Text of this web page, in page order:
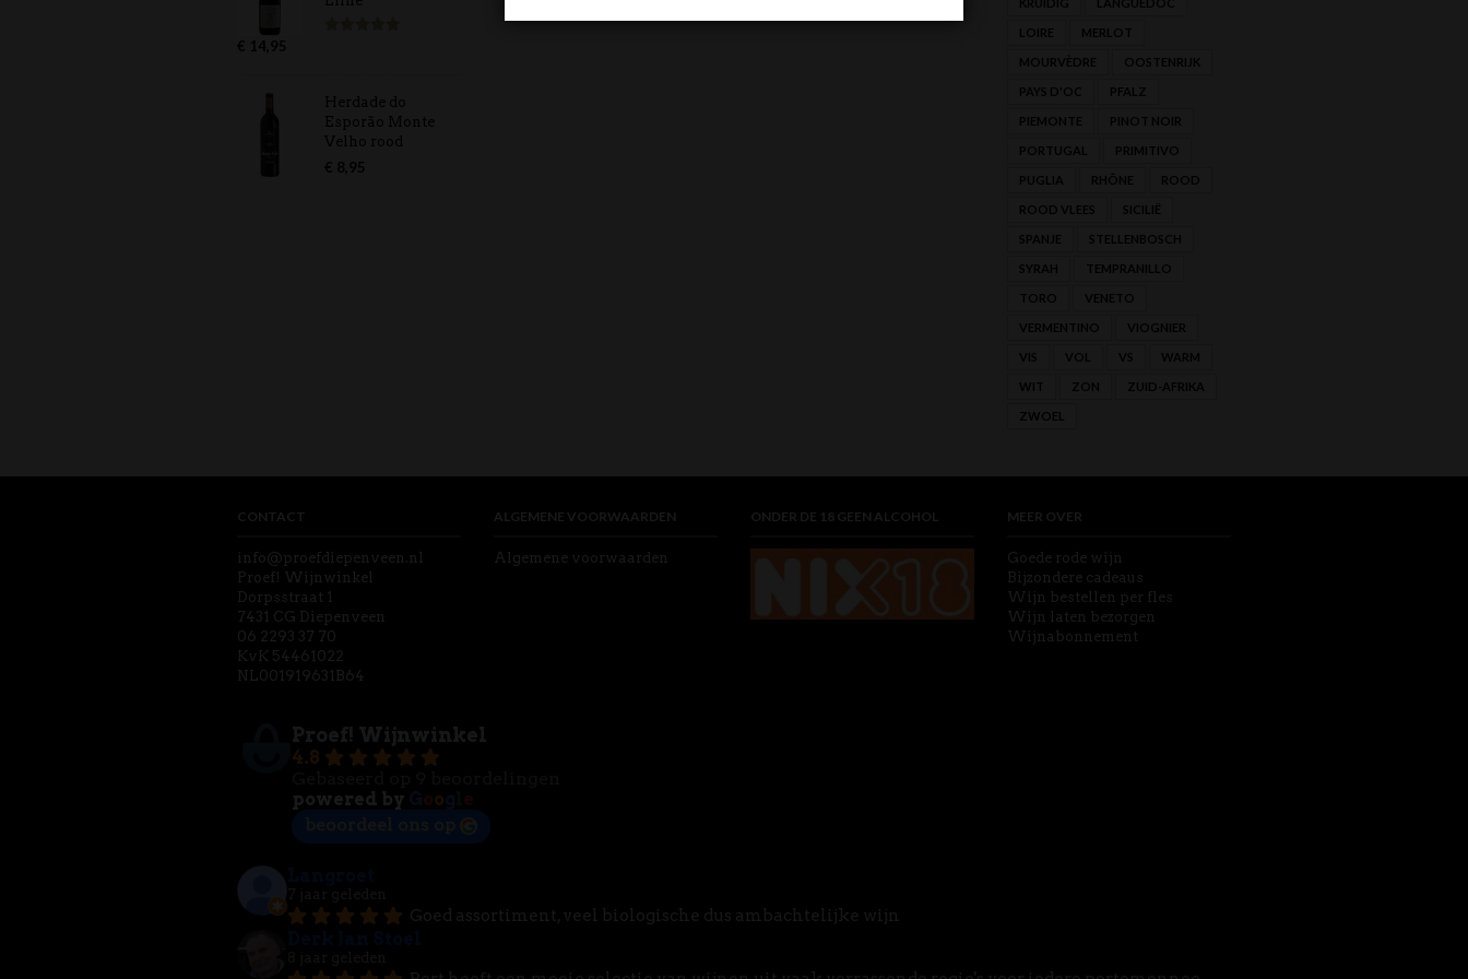
€ 14,95
Herdade do
Esporão Monte
Velho rood
€ 8,95
LOIRE MERLOT
MOURVÈDRE OOSTENRIJK
PAYS D'OC PFALZ
PIEMONTE PINOT NOIR
PORTUGAL PRIMITIVO
PUGLIA RHÔNE ROOD
ROOD VLEES SICILIË
SPANJE STELLENBOSCH
SYRAH TEMPRANILLO
TORO VENETO
VERMENTINO VIOGNIER
VIS VOL VS WARM
WIT ZON ZUID-AFRIKA
ZWOEL
CONTACT
info@proefdiepenveen.nl
Proef! Wijnwinkel
Dorpsstraat 1
7431 CG Diepenveen
06 2293 37 70
KvK 54461022
NL001919631B64
ALGEMENE VOORWAARDEN
Algemene voorwaarden
ONDER DE 18 GEEN ALCOHOL MEER OVER
Goede rode wijn
Bijzondere cadeaus
Wijn bestellen per fles
Wijn laten bezorgen
Wijnabonnement
4.8
powered by
o